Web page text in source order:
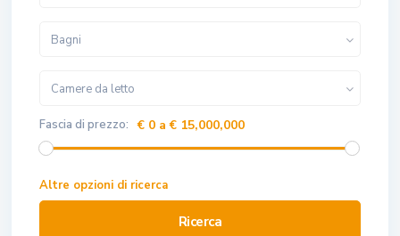
Bagni
Camere da letto
Fascia di prezzo: € 0 a € 15,000,000
Altre opzioni di ricerca
Ricerca